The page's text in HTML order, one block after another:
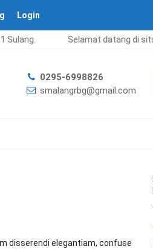
Login
Sulang. Selamat datang di
0295-6998826
smalangrbg@gmail.com
disserendi elegantiam, confuse